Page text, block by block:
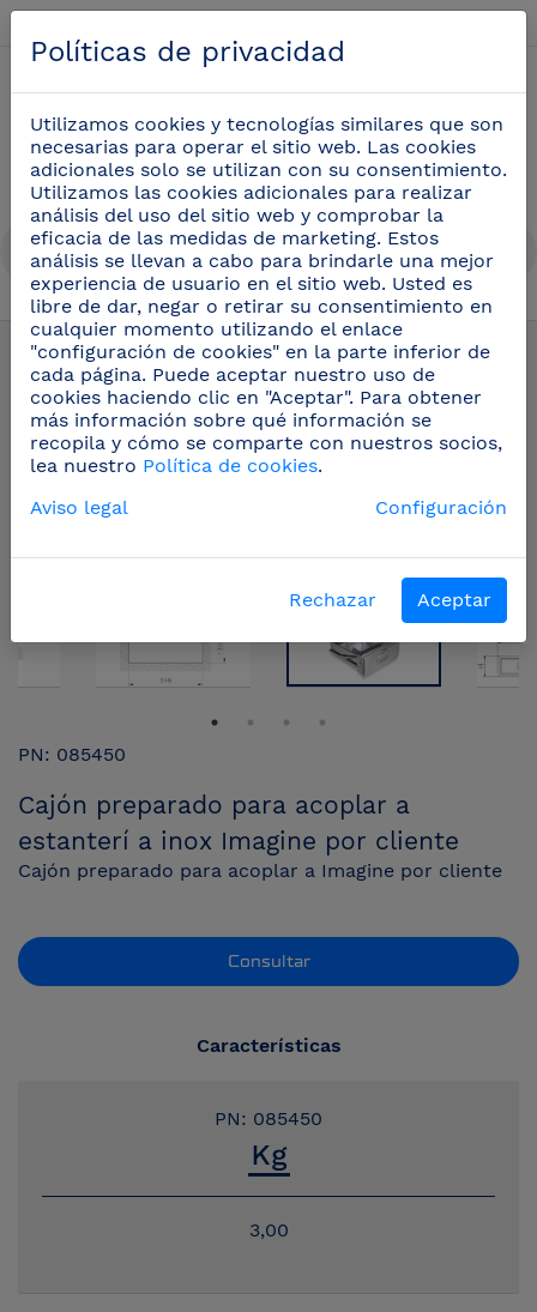
Estantes murales inox Imagine© (15)
PN: 085450
Cajón preparado para acoplar a
estanterí a inox Imagine por cliente
Cajón preparado para acoplar a Imagine por cliente
Consultar
Características
PN: 085450
3,00
Políticas de privacidad
Utilizamos cookies y tecnologías similares que son
necesarias para operar el sitio web. Las cookies
adicionales solo se utilizan con su consentimiento.
Utilizamos las cookies adicionales para realizar
análisis del uso del sitio web y comprobar la
eficacia de las medidas de marketing. Estos
análisis se llevan a cabo para brindarle una mejor
experiencia de usuario en el sitio web. Usted es
libre de dar, negar o retirar su consentimiento en
cualquier momento utilizando el enlace
"configuración de cookies" en la parte inferior de
cada página. Puede aceptar nuestro uso de
cookies haciendo clic en "Aceptar". Para obtener
más información sobre qué información se
recopila y cómo se comparte con nuestros socios,
lea nuestro Política de cookies.
Aviso legal
Configuración
Rechazar Aceptar